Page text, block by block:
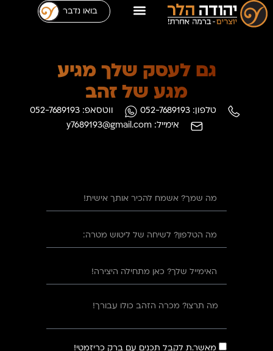
בואו נדבר
גם לעסק שלך מגיע
מגע של זהב
טלפון: 052-7689193
ווטסאפ: 052-7689193
אימייל: y7689193@gmail.com
מאשר.ת לקבל תכנים עם ברק כריזמטי!